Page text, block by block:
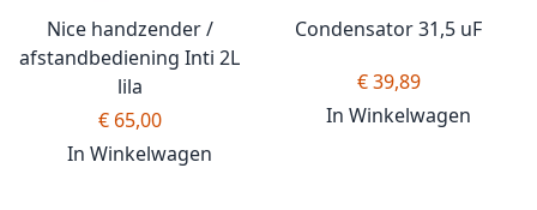
Nice handzender /
afstandbediening Inti 2L
lila
€ 65,00
In Winkelwagen
Condensator 31,5 uF
€ 39,89
In Winkelwagen